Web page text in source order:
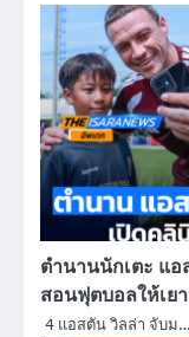
ตำนานนักเตะ แอ
สอนฟุตบอลให้เย
4 แอสตัน วิลล่า จับม…